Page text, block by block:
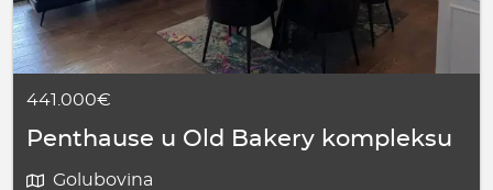
441.000€
Penthause u Old Bakery kompleksu
Golubovina